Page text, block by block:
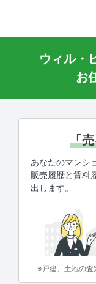
ウィル・
お
「
あなたのマンシ
販売履歴と賃料
出します。
※戸建、土地の査